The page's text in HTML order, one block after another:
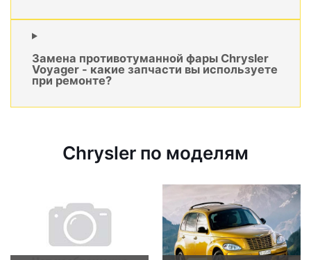
Замена противотуманной фары Chrysler
Voyager - какие запчасти вы используете
при ремонте?
Chrysler по моделям